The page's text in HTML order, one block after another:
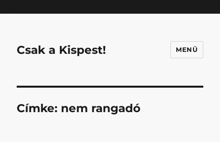
Csak a Kispest! MENÜ
Címke: nem rangadó